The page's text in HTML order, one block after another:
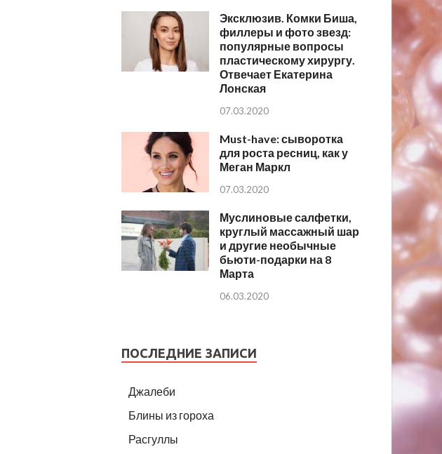
Эксклюзив. Комки Биша,
филлеры и фото звезд:
популярные вопросы
пластическому хирургу.
Отвечает Екатерина
Лонская
07.03.2020
Must-have: сыворотка
для роста ресниц, как у
Меган Маркл
07.03.2020
Муслиновые салфетки,
круглый массажный шар
и другие необычные
бьюти-подарки на 8
Марта
06.03.2020
ПОСЛЕДНИЕ ЗАПИСИ
Джалеби
Блины из гороха
Расгуллы